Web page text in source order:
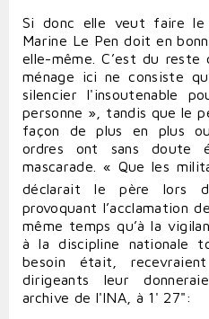
Si donc elle veut faire le
Marine Le Pen doit en
elle-même. C’est du
ménage ici ne consiste
silencier l'insoutenable
personne », tandis que le
façon de plus en plus
ordres ont sans doute
mascarade. « Que les
déclarait le père lors
provoquant l’acclamation
même temps qu’à la
à la discipline nationale
besoin était,
dirigeants leur
archive de l'INA, à 1' 27":